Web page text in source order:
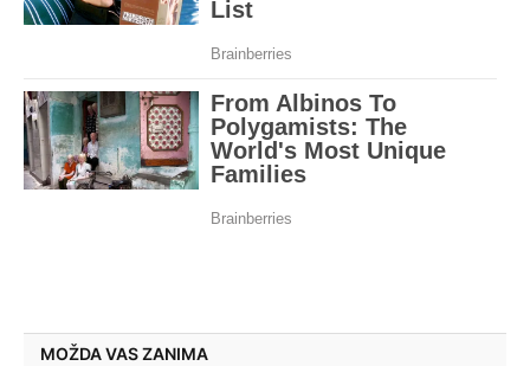
MOŽDA VAS ZANIMA